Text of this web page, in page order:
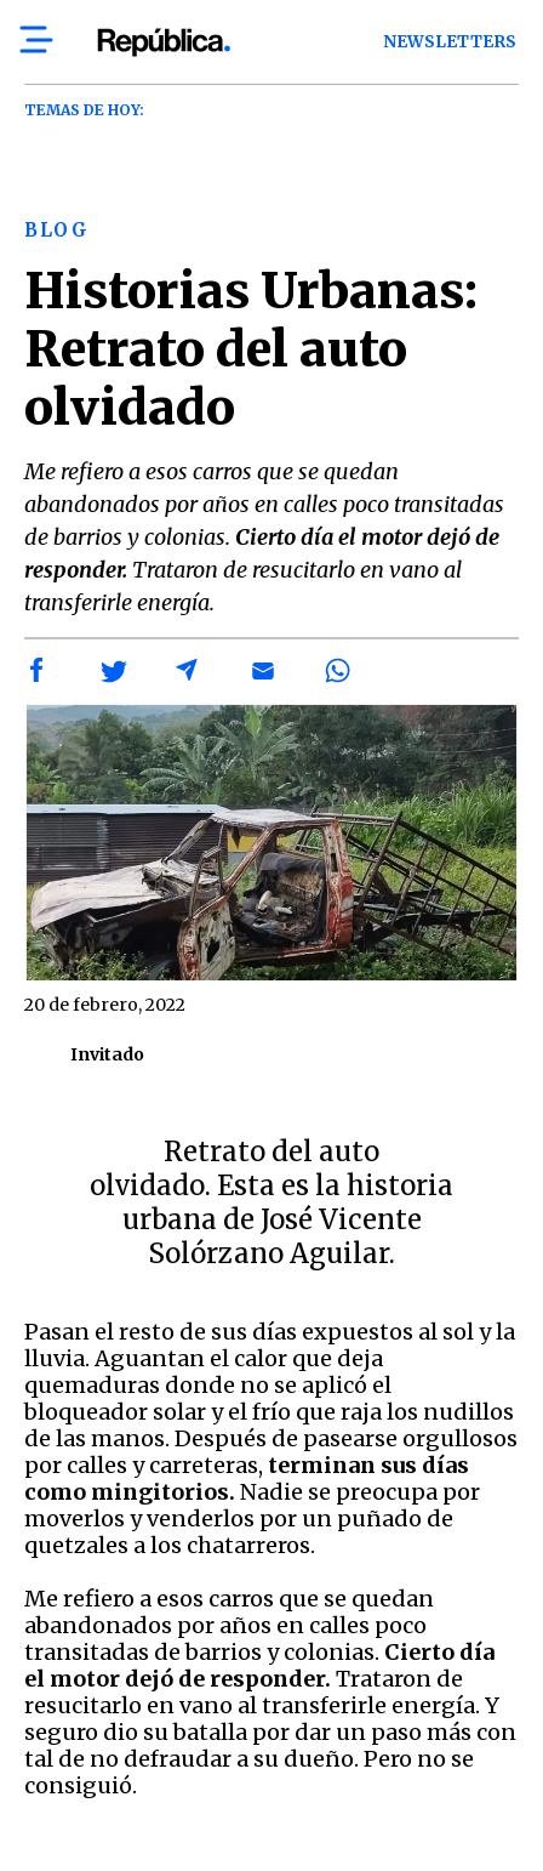
NEWSLETTERS
TEMAS DE HOY:
BLOG
Historias Urbanas:
Retrato del auto
olvidado
Me refiero a esos carros que se quedan
abandonados por años en calles poco transitadas
de barrios y colonias. Cierto día el motor dejó de
responder. Trataron de resucitarlo en vano al
transferirle energía.
Invitado
20 de febrero, 2022
Retrato del auto
olvidado. Esta es la historia
urbana de José Vicente
Solórzano Aguilar.
Pasan el resto de sus días expuestos al sol y la
lluvia. Aguantan el calor que deja
quemaduras donde no se aplicó el
bloqueador solar y el frío que raja los nudillos
de las manos. Después de pasearse orgullosos
por calles y carreteras, terminan sus días
como mingitorios. Nadie se preocupa por
moverlos y venderlos por un puñado de
quetzales a los chatarreros.
Me refiero a esos carros que se quedan
abandonados por años en calles poco
transitadas de barrios y colonias. Cierto día
el motor dejó de responder. Trataron de
resucitarlo en vano al transferirle energía. Y
seguro dio su batalla por dar un paso más con
tal de no defraudar a su dueño. Pero no se
consiguió.